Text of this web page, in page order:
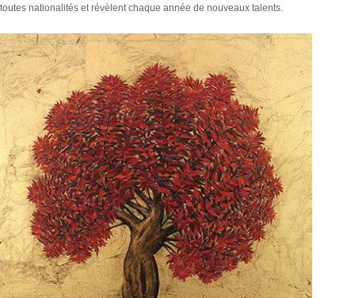
toutes nationalités et révèlent chaque année de nouveaux talents.